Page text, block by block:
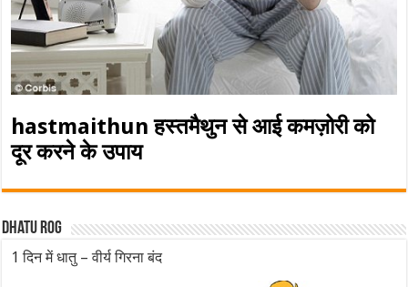
hastmaithun हस्तमैथुन से आई कमज़ोरी को
दूर करने के उपाय
Dhatu rog
1 दिन में धातु – वीर्य गिरना बंद